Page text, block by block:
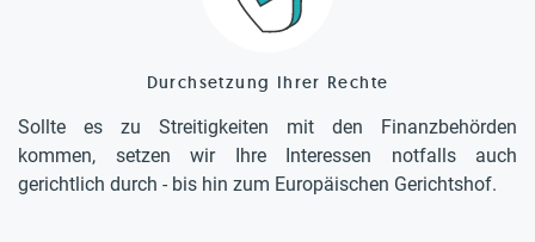
Durchsetzung Ihrer Rechte
Sollte es zu Streitigkeiten mit den Finanzbehörden
kommen, setzen wir Ihre Interessen notfalls auch
gerichtlich durch - bis hin zum Europäischen Gerichtshof.